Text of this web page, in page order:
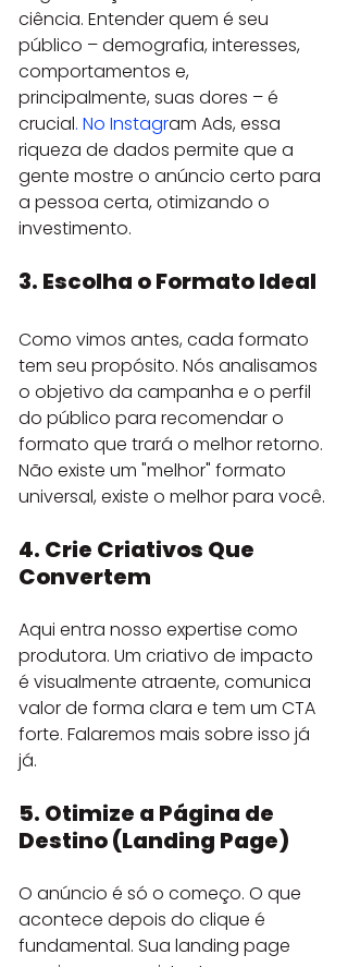
ciência. Entender quem é seu
público – demografia, interesses,
comportamentos e,
principalmente, suas dores – é
crucial. No Instagram Ads, essa
riqueza de dados permite que a
gente mostre o anúncio certo para
a pessoa certa, otimizando o
investimento.
3. Escolha o Formato Ideal
Como vimos antes, cada formato
tem seu propósito. Nós analisamos
o objetivo da campanha e o perfil
do público para recomendar o
formato que trará o melhor retorno.
Não existe um "melhor" formato
universal, existe o melhor para você.
4. Crie Criativos Que
Convertem
Aqui entra nosso expertise como
produtora. Um criativo de impacto
é visualmente atraente, comunica
valor de forma clara e tem um CTA
forte. Falaremos mais sobre isso já
já.
5. Otimize a Página de
Destino (Landing Page)
O anúncio é só o começo. O que
acontece depois do clique é
fundamental. Sua landing page